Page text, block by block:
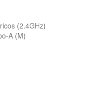
(2.4GHz)
A (M)